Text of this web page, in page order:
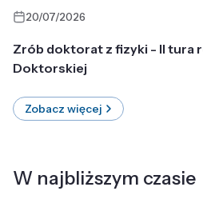
20/07/2026
Zrób doktorat z fizyki - II tura
Doktorskiej
Zobacz więcej
W najbliższym czasie